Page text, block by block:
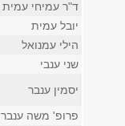
ד"ר עמיחי עמית
יובל עמית
הילי עמנואל
שני ענבי
יסמין ענבר
פרופ' משה ענבר